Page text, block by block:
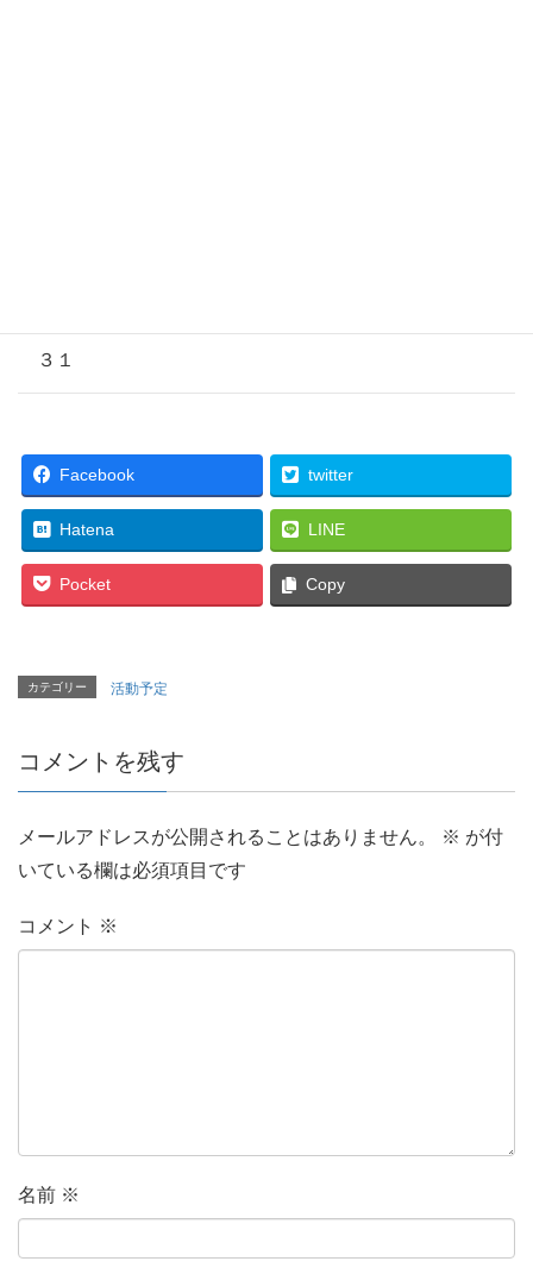
３１
Facebook twitter
Hatena LINE
Pocket Copy
カテゴリー 活動予定
コメントを残す
メールアドレスが公開されることはありません。 ※ が付
いている欄は必須項目です
コメント ※
名前 ※